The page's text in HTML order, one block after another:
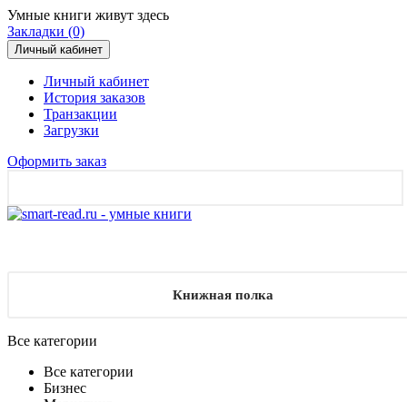
Умные книги живут здесь
Закладки (0)
Личный кабинет
Личный кабинет
История заказов
Транзакции
Загрузки
Оформить заказ
Книжная полка
Все категории
Все категории
Бизнес